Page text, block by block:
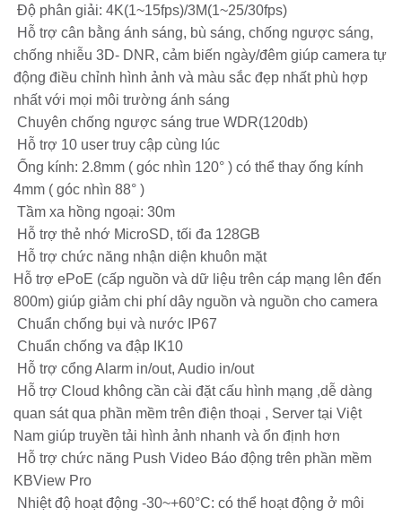
Độ phân giải: 4K(1~15fps)/3M(1~25/30fps)
Hỗ trợ cân bằng ánh sáng, bù sáng, chống ngược sáng,
chống nhiễu 3D- DNR, cảm biến ngày/đêm giúp camera tự
động điều chỉnh hình ảnh và màu sắc đẹp nhất phù hợp
nhất với mọi môi trường ánh sáng
Chuyên chống ngược sáng true WDR(120db)
Hỗ trợ 10 user truy cập cùng lúc
Ống kính: 2.8mm ( góc nhìn 120° ) có thể thay ống kính
4mm ( góc nhìn 88° )
Tầm xa hồng ngoại: 30m
Hỗ trợ thẻ nhớ MicroSD, tối đa 128GB
Hỗ trợ chức năng nhận diện khuôn mặt
Hỗ trợ ePoE (cấp nguồn và dữ liệu trên cáp mạng lên đến
800m) giúp giảm chi phí dây nguồn và nguồn cho camera
Chuẩn chống bụi và nước IP67
Chuẩn chống va đập IK10
Hỗ trợ cổng Alarm in/out, Audio in/out
Hỗ trợ Cloud không cần cài đặt cấu hình mạng ,dễ dàng
quan sát qua phần mềm trên điện thoại , Server tại Việt
Nam giúp truyền tải hình ảnh nhanh và ổn định hơn
Hỗ trợ chức năng Push Video Báo động trên phần mềm
KBView Pro
Nhiệt độ hoạt động -30~+60°C: có thể hoạt động ở môi